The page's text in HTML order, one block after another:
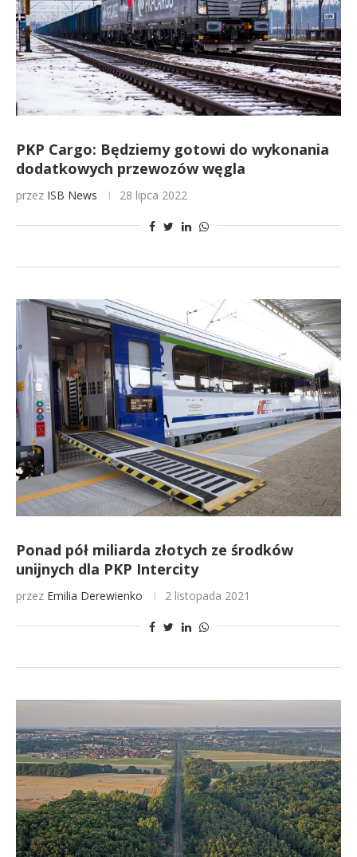
PKP Cargo: Będziemy gotowi do wykonania
dodatkowych przewozów węgla
przez ISB News 28 lipca 2022
Ponad pół miliarda złotych ze środków
unijnych dla PKP Intercity
przez Emilia Derewienko 2 listopada 2021